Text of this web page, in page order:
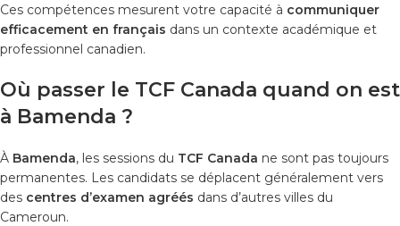
Ces compétences mesurent votre capacité à communiquer
efficacement en français dans un contexte académique et
professionnel canadien.
Où passer le TCF Canada quand on est
à Bamenda ?
À Bamenda, les sessions du TCF Canada ne sont pas toujours
permanentes. Les candidats se déplacent généralement vers
des centres d’examen agréés dans d’autres villes du
Cameroun.